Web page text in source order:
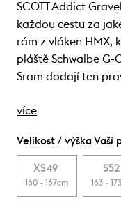
SCOTT Addict
každou cestu za
rám z vláken HMX,
pláště Schwalbe G-
Sram dodají ten
více
Velikost / výška Vaší
XS49
160 - 167cm
S52
163 -